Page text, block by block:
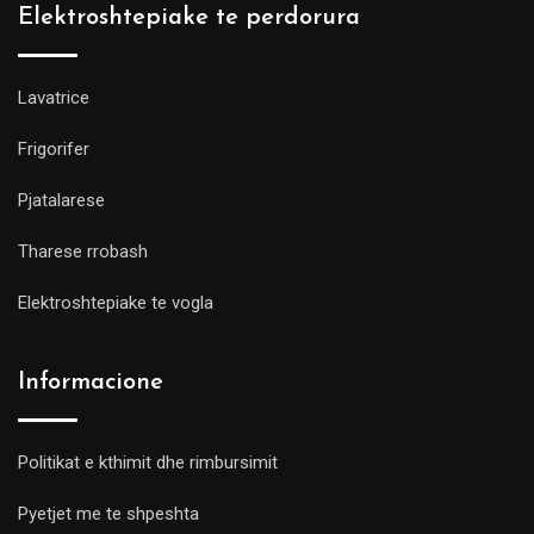
Elektroshtepiake te perdorura
Lavatrice
Frigorifer
Pjatalarese
Tharese rrobash
Elektroshtepiake te vogla
Informacione
Politikat e kthimit dhe rimbursimit
Pyetjet me te shpeshta